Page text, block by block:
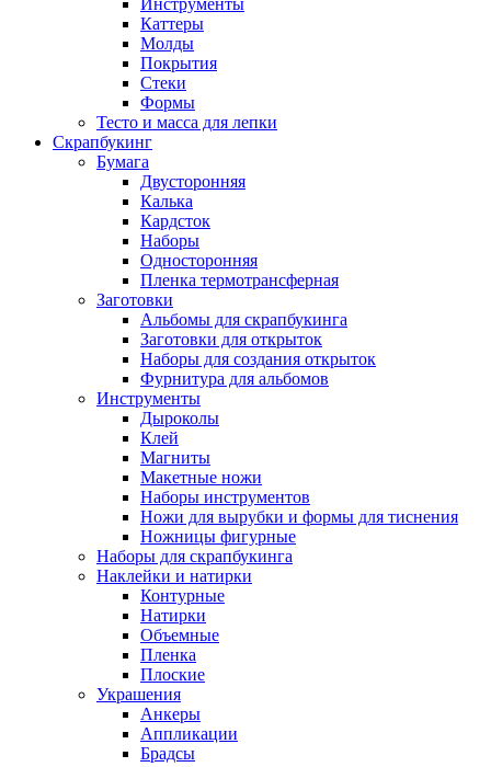
Инструменты
Каттеры
Молды
Покрытия
Стеки
Формы
Тесто и масса для лепки
Скрапбукинг
Бумага
Двусторонняя
Калька
Кардсток
Наборы
Односторонняя
Пленка термотрансферная
Заготовки
Альбомы для скрапбукинга
Заготовки для открыток
Наборы для создания открыток
Фурнитура для альбомов
Инструменты
Дыроколы
Клей
Магниты
Макетные ножи
Наборы инструментов
Ножи для вырубки и формы для тиснения
Ножницы фигурные
Наборы для скрапбукинга
Наклейки и натирки
Контурные
Натирки
Объемные
Пленка
Плоские
Украшения
Анкеры
Аппликации
Брадсы